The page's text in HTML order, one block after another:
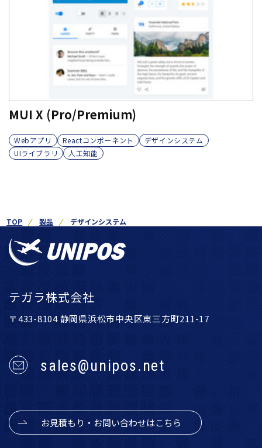
MUI X (Pro/Premium)
Webアプリ Reactコンポーネント
デザインシステム
UIライブラリ
人工知能
TOP 製品 デザインシステム
テガラ株式会社
〒433-8104 静岡県浜松市中央区東三方町211-17
sales@unipos.net
お見積もり・お問い合わせはこちら